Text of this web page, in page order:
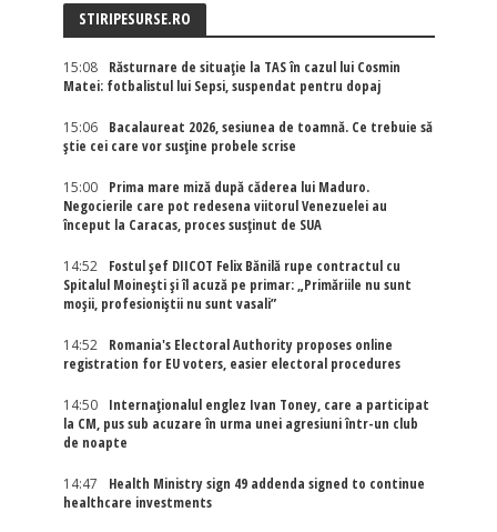
STIRIPESURSE.RO
15:08
Răsturnare de situație la TAS în cazul lui Cosmin
Matei: fotbalistul lui Sepsi, suspendat pentru dopaj
15:06
Bacalaureat 2026, sesiunea de toamnă. Ce trebuie să
știe cei care vor susține probele scrise
15:00
Prima mare miză după căderea lui Maduro.
Negocierile care pot redesena viitorul Venezuelei au
început la Caracas, proces susținut de SUA
14:52
Fostul șef DIICOT Felix Bănilă rupe contractul cu
Spitalul Moinești și îl acuză pe primar: „Primăriile nu sunt
moșii, profesioniștii nu sunt vasali”
14:52
Romania's Electoral Authority proposes online
registration for EU voters, easier electoral procedures
14:50
Internaţionalul englez Ivan Toney, care a participat
la CM, pus sub acuzare în urma unei agresiuni într-un club
de noapte
14:47
Health Ministry sign 49 addenda signed to continue
healthcare investments